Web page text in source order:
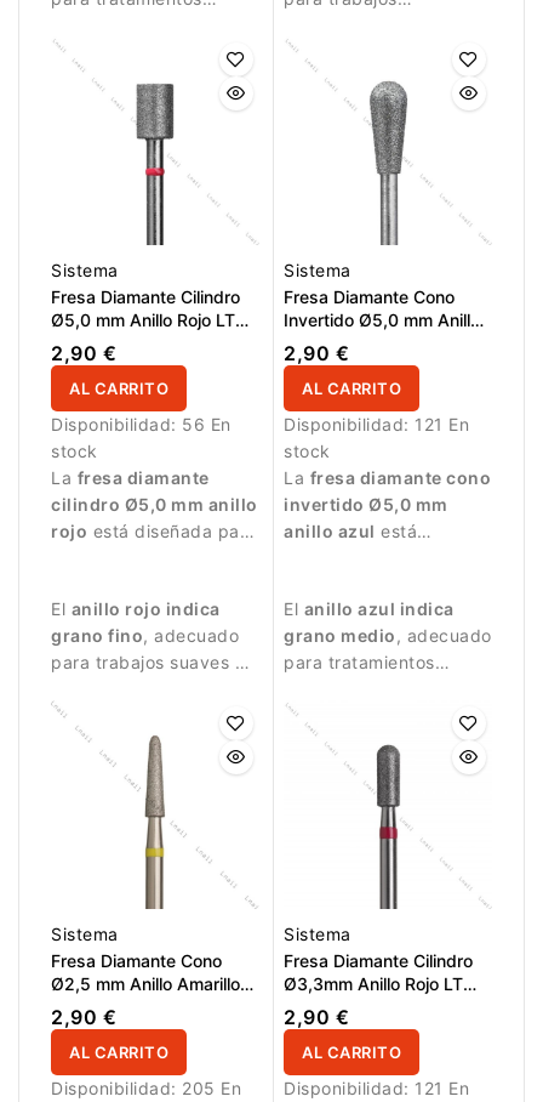
controlados.
Sistema
Fresa Diamante Cilindro
Ø5,0 mm Anillo Rojo LT
6,0 mm
2,90 €
AL CARRITO
Disponibilidad: 56 En
stock
La fresa diamante
cilindro Ø5,0 mm anillo
rojo está diseñada para
El anillo rojo indica
grano fino, adecuado
para trabajos suaves y
Sistema
Fresa Diamante Cono
Invertido Ø5,0 mm Anillo
Azul LT 12,0 mm
2,90 €
AL CARRITO
Disponibilidad: 121 En
stock
La fresa diamante cono
invertido Ø5,0 mm
anillo azul está
El anillo azul indica
grano medio, adecuado
para tratamientos
controlados.
Sistema
Fresa Diamante Cono
Ø2,5 mm Anillo Amarillo
LT 10,0 mm
2,90 €
AL CARRITO
Disponibilidad: 205 En
Sistema
Fresa Diamante Cilindro
Ø3,3mm Anillo Rojo LT
8,0mm
2,90 €
AL CARRITO
Disponibilidad: 121 En